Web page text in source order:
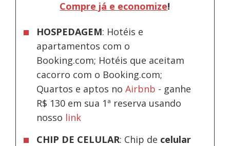
Compre já e economize!
HOSPEDAGEM: Hotéis e
apartamentos com o
Booking.com; Hotéis que aceitam
cacorro com o Booking.com;
Quartos e aptos noAirbnb - ganhe
R$ 130 em sua 1ª reserva usando
nosso link
CHIP DE CELULAR: Chip de celular